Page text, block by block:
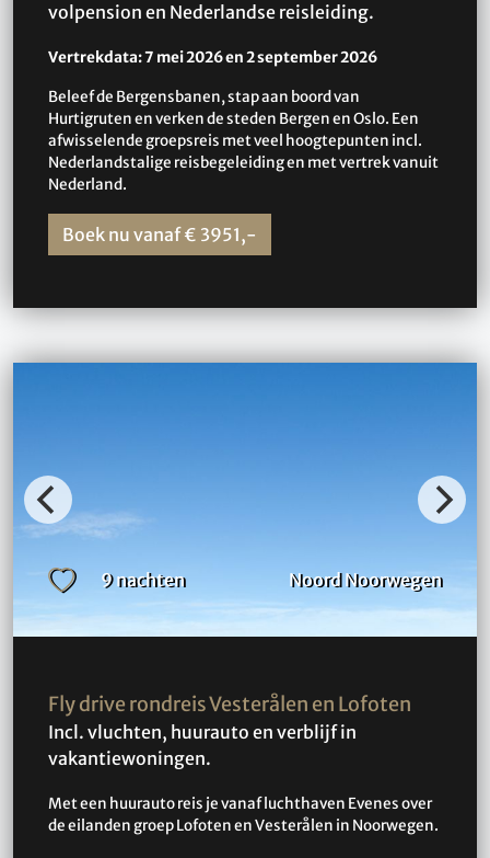
volpension en Nederlandse reisleiding.
Vertrekdata: 7 mei 2026 en 2 september 2026
Beleef de Bergensbanen, stap aan boord van
Hurtigruten en verken de steden Bergen en Oslo. Een
afwisselende groepsreis met veel hoogtepunten incl.
Nederlandstalige reisbegeleiding en met vertrek vanuit
Nederland.
Boek nu vanaf € 3951,-
9 nachten Noord Noorwegen
Fly drive rondreis Vesterålen en Lofoten
Incl. vluchten, huurauto en verblijf in
vakantiewoningen.
Met een huurauto reis je vanaf luchthaven Evenes over
de eilanden groep Lofoten en Vesterålen in Noorwegen.